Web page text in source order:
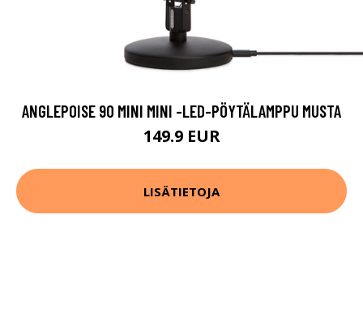
ANGLEPOISE 90 MINI MINI -LED-PÖYTÄLAMPPU MUSTA
149.9 EUR
LISÄTIETOJA